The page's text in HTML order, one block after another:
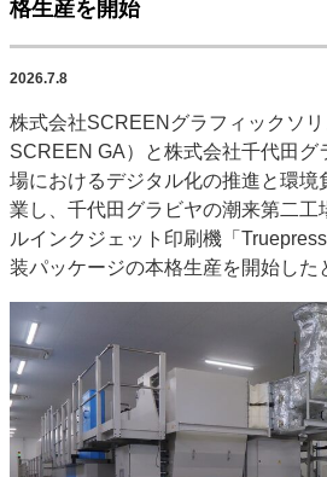
新商品 新製品 ＡＩ・デジタル デジタ
SDGs・地域
市場・統計
人事・移転・異動・訃報
特集記事カテゴリー一覧
2022 見える化・MIS特集
特集・デジタル印刷 アイデアで勝負！ ～多様
JAPAN PACK 2023 特集
中古印刷機・製本
特集・デジタル印刷 ～ 新成長軌道を描く
案内
発刊案内
JFPI印刷用語集 印刷
運営
会社案内
購読・購入申し込み
格生産を開始
2026.7.8
株式会社SCREENグラフィックソリ
SCREEN GA）と株式会社千代田グ
場におけるデジタル化の推進と環境
業し、千代田グラビヤの潮来第二工
ルインクジェット印刷機「
装パッケージの本格生産を開始した